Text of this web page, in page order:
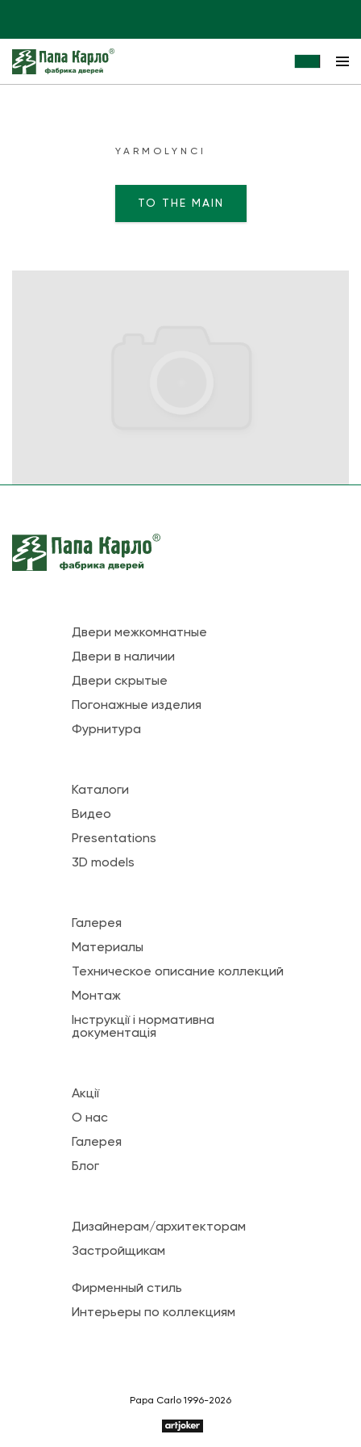
YARMOLYNCI
TO THE MAIN
Двери межкомнатные
Двери в наличии
Двери скрытые
Погонажные изделия
Фурнитура
Каталоги
Видео
Presentations
3D models
Галерея
Материалы
Техническое описание коллекций
Монтаж
Інструкції і нормативна
документація
Акції
О нас
Галерея
Блог
Дизайнерам/архитекторам
Застройщикам
Фирменный стиль
Интерьеры по коллекциям
Papa Carlo 1996-2026